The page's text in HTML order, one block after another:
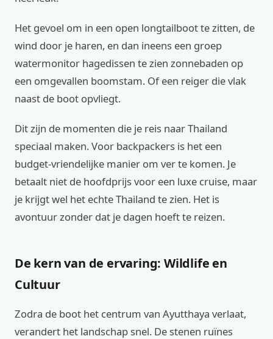
Het gevoel om in een open longtailboot te zitten, de
wind door je haren, en dan ineens een groep
watermonitor hagedissen te zien zonnebaden op
een omgevallen boomstam. Of een reiger die vlak
naast de boot opvliegt.
Dit zijn de momenten die je reis naar Thailand
speciaal maken. Voor backpackers is het een
budget-vriendelijke manier om ver te komen. Je
betaalt niet de hoofdprijs voor een luxe cruise, maar
je krijgt wel het echte Thailand te zien. Het is
avontuur zonder dat je dagen hoeft te reizen.
De kern van de ervaring: Wildlife en
Cultuur
Zodra de boot het centrum van Ayutthaya verlaat,
verandert het landschap snel. De stenen ruïnes